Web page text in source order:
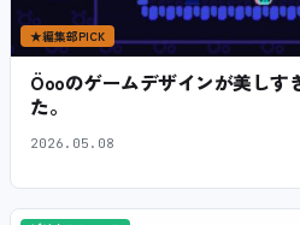
★編集部PICK
Öooのゲームデザインが美しす
た。
2026.05.08